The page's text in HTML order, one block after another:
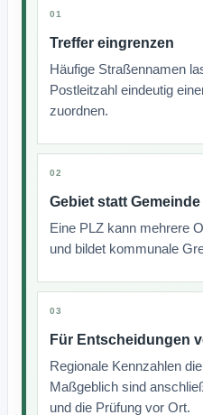
01
Treffer eingrenzen
Häufige Straßennamen
Postleitzahl eindeutig
zuordnen.
02
Gebiet statt Gemeinde
Eine PLZ kann mehrere
und bildet kommunale
03
Für Entscheidungen
Regionale Kennzahlen
Maßgeblich sind
und die Prüfung vor Ort.